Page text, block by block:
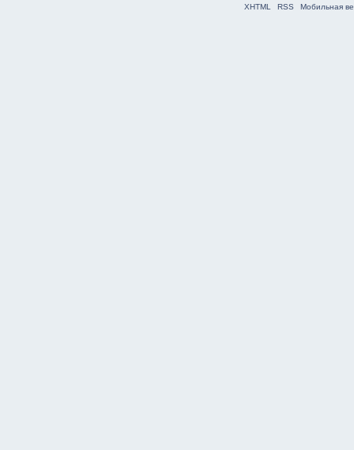
XHTML
RSS Мобильная